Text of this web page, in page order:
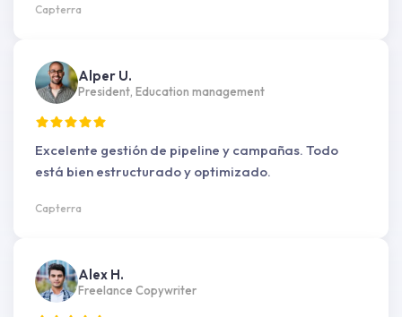
Capterra
Alper U.
President, Education management
Excelente gestión de pipeline y campañas. Todo
está bien estructurado y optimizado.
Capterra
Alex H.
Freelance Copywriter